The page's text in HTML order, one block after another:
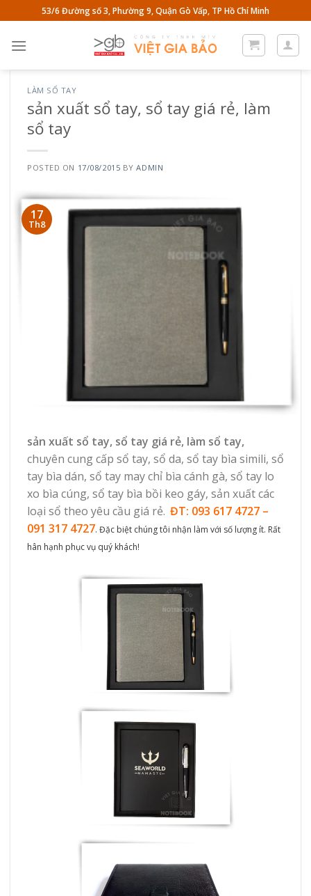
to
content
53/6 Đường số 3, Phường 9, Quận Gò Vấp, TP Hồ Chí Minh
LÀM SỔ TAY
sản xuất sổ tay, sổ tay giá rẻ, làm
sổ tay
POSTED ON 17/08/2015 BYADMIN
17
Th8
sản xuất sổ tay, sổ tay giá rẻ, làm sổ tay,
chuyên cung cấp sổ tay, sổ da, sổ tay bìa simili, sổ
tay bìa dán, sổ tay may chỉ bìa cánh gà, sổ tay lo
xo bìa cúng, sổ tay bìa bồi keo gáy, sản xuất các
loại sổ theo yêu cầu giá rẻ. ĐT: 093 617 4727 –
091 317 4727. Đặc biệt chúng tôi nhận làm với số lượng ít. Rất
hân hạnh phục vụ quý khách!